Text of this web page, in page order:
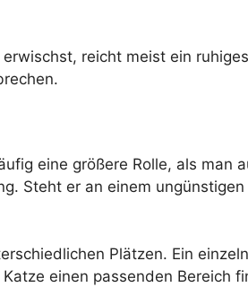
reicht meist ein
eine größere Rolle, als
Steht er an einem
Plätzen. Ein
einen passenden Bereich